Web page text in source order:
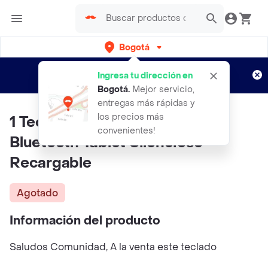
Bogotá
Ingresa tu dirección en
Bogotá. Mejor servicio,
entregas más rápidas y
los precios más
convenientes!
envíos gratis por semanas
Aplican TyC
1 Teclado Portatil Inalambrico
Bluetooth Tablet Silencioso
Recargable
Agotado
Información del producto
Saludos Comunidad, A la venta este teclado